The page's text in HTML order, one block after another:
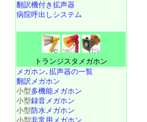
翻訳機付き拡声器
病院呼出しシステム
トランジスタメガホン
メガホン､拡声器の一覧
翻訳メガホン
小型多機能メガホン
小型録音メガホン
小型防水メガホン